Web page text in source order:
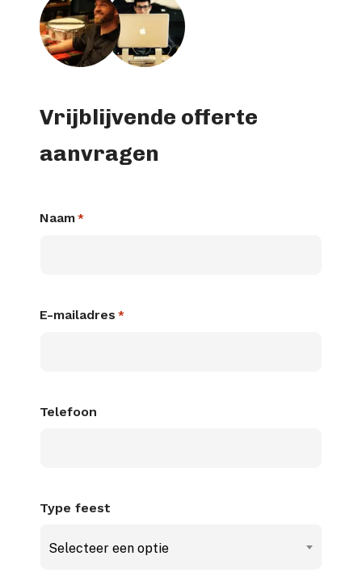
Vrijblijvende offerte
aanvragen
Naam *
E-mailadres *
Telefoon
Type feest
Selecteer een optie